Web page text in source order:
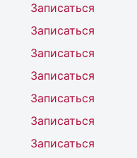
Записаться
Записаться
Записаться
Записаться
Записаться
Записаться
Записаться